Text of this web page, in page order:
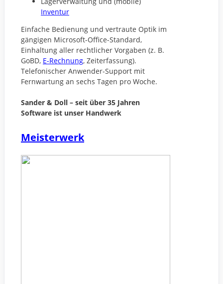
Inventur
Einfache Bedienung und vertraute Optik im
gängigen Microsoft-Office-Standard,
Einhaltung aller rechtlicher Vorgaben (z. B.
GoBD, E-Rechnung, Zeiterfassung).
Telefonischer Anwender-Support mit
Fernwartung an sechs Tagen pro Woche.
Sander & Doll – seit über 35 Jahren
Software ist unser Handwerk
Meisterwerk